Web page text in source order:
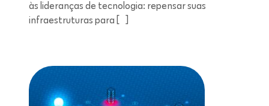
às lideranças de tecnologia: repensar suas
infraestruturas para […]